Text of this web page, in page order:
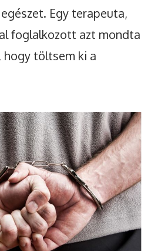
Egy terapeuta,
foglalkozott azt mondta
hogy töltsem ki a